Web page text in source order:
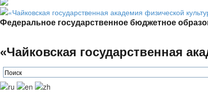
Федеральное государственное бюджетное
«Чайковская государственная